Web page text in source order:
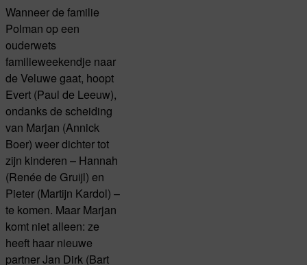
Wanneer de familie
Polman op een
ouderwets
familieweekendje naar
de Veluwe gaat, hoopt
Evert (Paul de Leeuw),
ondanks de scheiding
van Marjan (Annick
Boer) weer dichter tot
zijn kinderen – Hannah
(Renée de Gruijl) en
Pieter (Martijn Kardol) –
te komen. Maar Marjan
komt niet alleen: ze
heeft haar nieuwe
partner Jan Dirk (Bart